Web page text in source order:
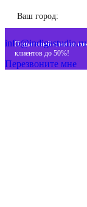
Ваш город:
Пошаговый план по
клиентов до 50%!
+7 (993) 477-18-57
info@indigastudio.ru
Перезвоните мне